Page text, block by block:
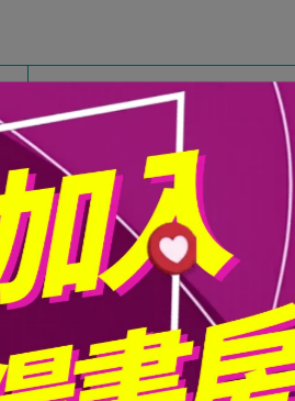
寫作時代包括甚廣，最早可追溯
的作者，例如第一與第二卷的大部
卷由不同的詩組組合而成，看得
、基督生平詩、彌賽亞詩、讚美
為什麼哀歌多於讚美詩的詩篇要